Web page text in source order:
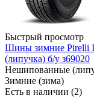
Быстрый просмотр
Шины зимние Pirelli
(липучка) б/у з69020
Нешипованные
Зимние (зима)
Есть в наличии (2)